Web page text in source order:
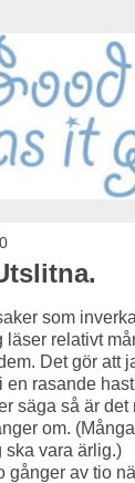
som
läser relativt
Det gör att
en rasande
säga så är
om.
ska vara ärlig.)
gånger av tio